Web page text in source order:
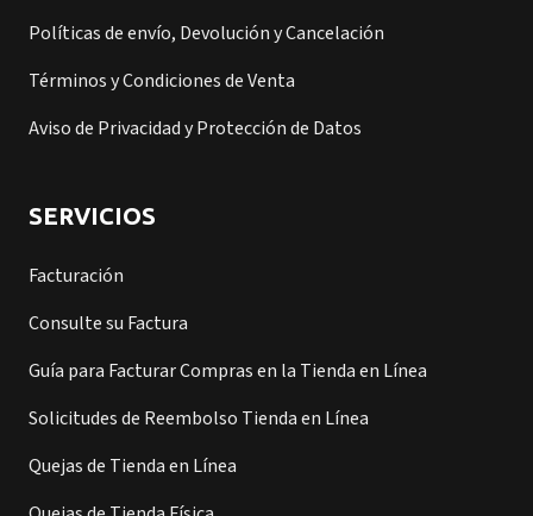
Políticas de envío, Devolución y Cancelación
Términos y Condiciones de Venta
Aviso de Privacidad y Protección de Datos
SERVICIOS
Facturación
Consulte su Factura
Guía para Facturar Compras en la Tienda en Línea
Solicitudes de Reembolso Tienda en Línea
Quejas de Tienda en Línea